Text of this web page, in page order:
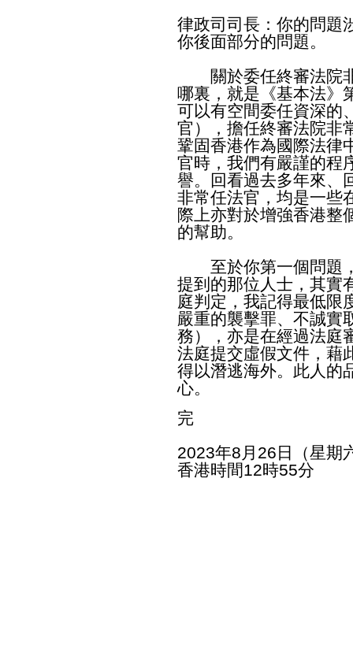
律政司司長：你的問題
你後面部分的問題。
關於委任終審法院非
哪裏，就是《基本法》
可以有空間委任資深的
官），擔任終審法院非
鞏固香港作為國際法律
官時，我們有嚴謹的程
譽。回看過去多年來、
非常任法官，均是一些
際上亦對於增強香港整
的幫助。
至於你第一個問題，
提到的那位人士，其實
庭判定，我記得最低限
嚴重的襲擊罪、不誠實
務），亦是在經過法庭
法庭提交虛假文件，藉
得以潛逃海外。此人的
心。
完
2023年8月26日（星期
香港時間12時55分